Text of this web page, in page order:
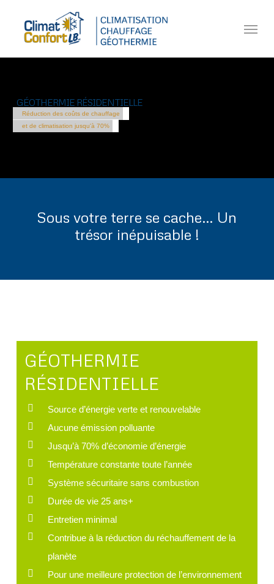
Menu
GÉOTHERMIE RÉSIDENTIELLE
Réduction des coûts de chauffage
et de climatisation jusqu'à 70%
Sous votre terre se cache… Un
trésor inépuisable !
GÉOTHERMIE
RÉSIDENTIELLE
Source d’énergie verte et renouvelable
Aucune émission polluante
Jusqu’à 70% d’économie d’énergie
Température constante toute l’année
Système sécuritaire sans combustion
Durée de vie 25 ans+
Entretien minimal
Contribue à la réduction du réchauffement de la
planète
Pour une meilleure protection de l’environnement